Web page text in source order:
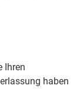
Ihren
haben